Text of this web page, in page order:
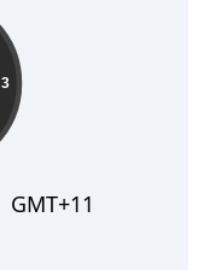
3
GMT+11